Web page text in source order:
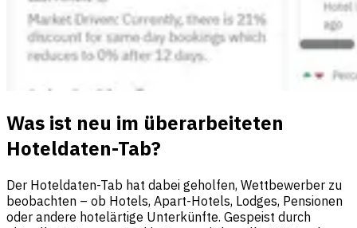
Was ist neu im überarbeiteten
Hoteldaten-Tab?
Der Hoteldaten-Tab hat dabei geholfen, Wettbewerber zu
beobachten – ob Hotels, Apart-Hotels, Lodges, Pensionen
oder andere hotelärtige Unterkünfte. Gespeist durch